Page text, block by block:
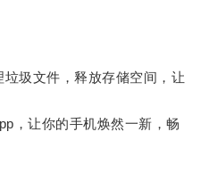
圾文件，释放存储空间，让
让你的手机焕然一新，畅